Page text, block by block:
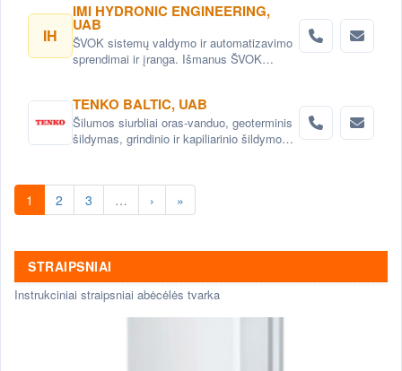
IH
IMI HYDRONIC ENGINEERING,
UAB
ŠVOK sistemų valdymo ir automatizavimo
sprendimai ir įranga. Išmanus ŠVOK
automatizavimas.
TENKO BALTIC, UAB
Šilumos siurbliai oras-vanduo, geoterminis
šildymas, grindinio ir kapiliarinio šildymo
sistemos.
1 2 3 … › »
STRAIPSNIAI
Instrukciniai straipsniai abėcėlės tvarka